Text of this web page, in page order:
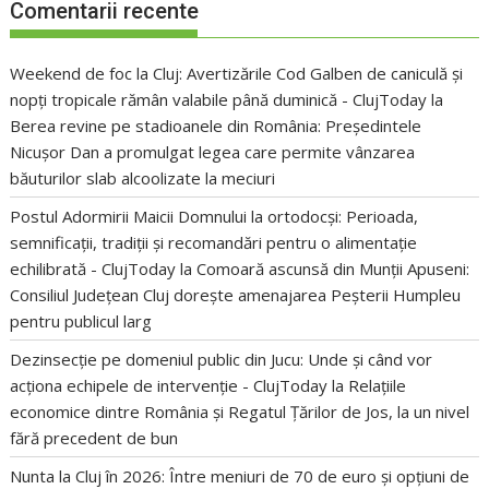
Comentarii recente
Weekend de foc la Cluj: Avertizările Cod Galben de caniculă și
nopți tropicale rămân valabile până duminică - ClujToday la
Berea revine pe stadioanele din România: Președintele
Nicușor Dan a promulgat legea care permite vânzarea
băuturilor slab alcoolizate la meciuri
Postul Adormirii Maicii Domnului la ortodocși: Perioada,
semnificații, tradiții și recomandări pentru o alimentație
echilibrată - ClujToday laComoară ascunsă din Munții Apuseni:
Consiliul Județean Cluj dorește amenajarea Peșterii Humpleu
pentru publicul larg
Dezinsecție pe domeniul public din Jucu: Unde și când vor
acționa echipele de intervenție - ClujToday la Relațiile
economice dintre România și Regatul Țărilor de Jos, la un nivel
fără precedent de bun
Nunta la Cluj în 2026: Între meniuri de 70 de euro și opțiuni de